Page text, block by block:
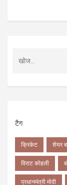
टैग
क्रिकेट शेयर
विराट कोहली
प्रधानमंत्री मोदी